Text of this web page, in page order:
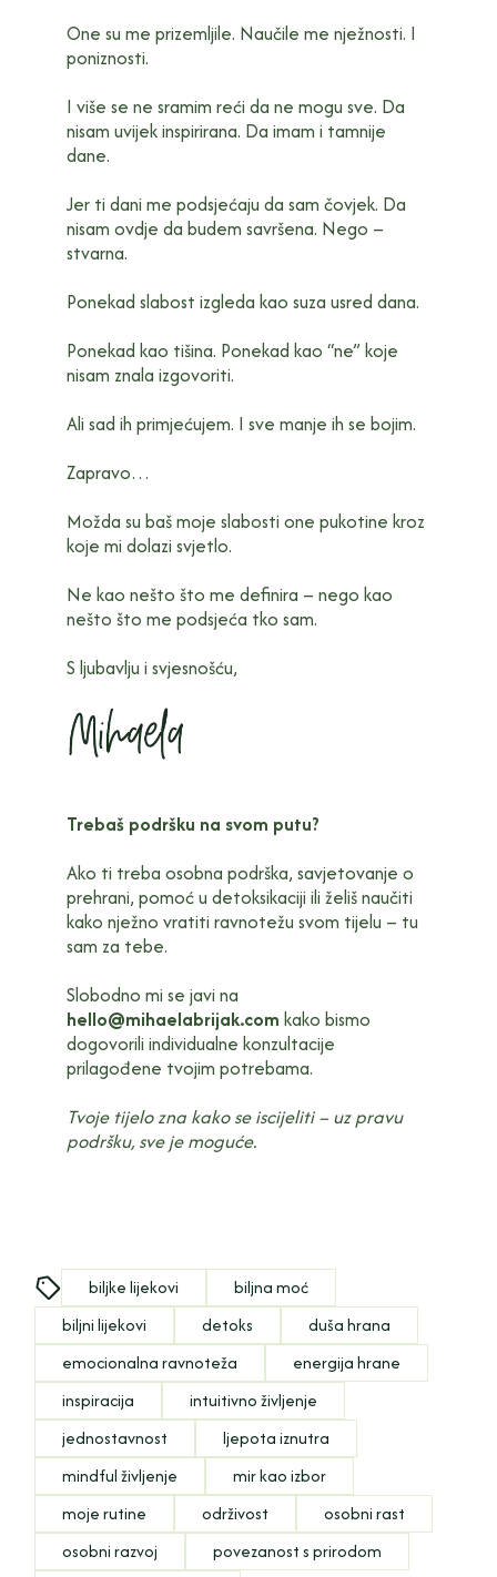
One su me prizemljile. Naučile me nježnosti. I
poniznosti.
I više se ne sramim reći da ne mogu sve. Da
nisam uvijek inspirirana. Da imam i tamnije
dane.
Jer ti dani me podsjećaju da sam čovjek. Da
nisam ovdje da budem savršena. Nego –
stvarna.
Ponekad slabost izgleda kao suza usred dana.
Ponekad kao tišina. Ponekad kao “ne” koje
nisam znala izgovoriti.
Ali sad ih primjećujem. I sve manje ih se bojim.
Zapravo…
Možda su baš moje slabosti one pukotine kroz
koje mi dolazi svjetlo.
Ne kao nešto što me definira – nego kao
nešto što me podsjeća tko sam.
S ljubavlju i svjesnošću,
Trebaš podršku na svom putu?
Ako ti treba osobna podrška, savjetovanje o
prehrani, pomoć u detoksikaciji ili želiš naučiti
kako nježno vratiti ravnotežu svom tijelu – tu
sam za tebe.
Slobodno mi se javi na
hello@mihaelabrijak.com kako bismo
dogovorili individualne konzultacije
prilagođene tvojim potrebama.
Tvoje tijelo zna kako se iscijeliti – uz pravu
podršku, sve je moguće.
biljke lijekovi
biljna moć
biljni lijekovi
detoks
duša hrana
emocionalna ravnoteža
energija hrane
inspiracija
intuitivno življenje
jednostavnost
ljepota iznutra
mindful življenje
mir kao izbor
moje rutine
održivost
osobni rast
osobni razvoj
povezanost s prirodom